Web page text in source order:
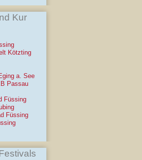
Kur
Kötzting
a. See
Passau
Füssing
Füssing